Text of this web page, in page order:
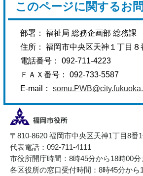
このページに関するお
部署： 福祉局 総務企画部 総務課
住所： 福岡市中央区天神１丁目８
電話番号： 092-711-4223
ＦＡＸ番号： 092-733-5587
E-mail：
〒810-8620 福岡市中央区天神1丁目8番
代表電話：092-711-4111
市役所開庁時間：8時45分から18時00分
各区役所の窓口受付時間：8時45分から